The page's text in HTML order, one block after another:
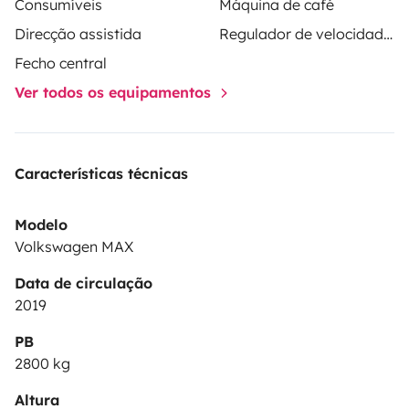
Consumíveis
Máquina de café
Direcção assistida
Regulador de velocidade / Cruise Control
Fecho central
Ver todos os equipamentos
Características técnicas
Modelo
Volkswagen MAX
Data de circulação
2019
PB
2800 kg
Altura